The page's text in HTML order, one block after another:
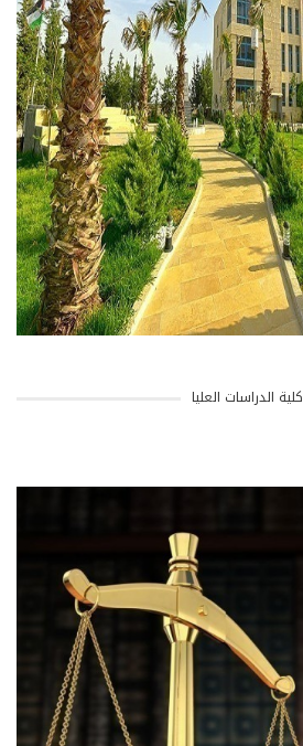
كلية الدراسات العليا